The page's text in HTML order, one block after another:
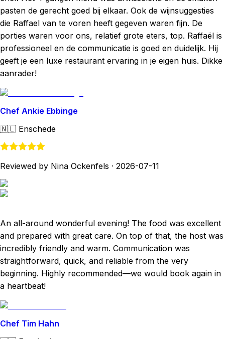
pasten de gerecht goed bij elkaar. Ook de wijnsuggesties
die Raffael van te voren heeft gegeven waren fijn. De
porties waren voor ons, relatief grote eters, top. Raffaël is
professioneel en de communicatie is goed en duidelijk. Hij
geeft je een luxe restaurant ervaring in je eigen huis. Dikke
aanrader!
Chef Ankie Ebbinge
🇳🇱 Enschede
Reviewed by Nina Ockenfels · 2026-07-11
An all-around wonderful evening! The food was excellent
and prepared with great care. On top of that, the host was
incredibly friendly and warm. Communication was
straightforward, quick, and reliable from the very
beginning. Highly recommended—we would book again in
a heartbeat!
Chef Tim Hahn